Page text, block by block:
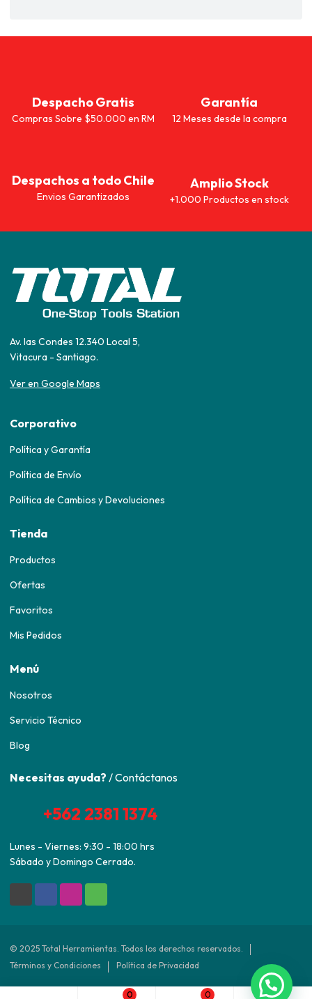
0 0
Despacho Gratis
Compras Sobre $50.000 en RM
Garantía
12 Meses desde la compra
Despachos a todo Chile
Envios Garantizados
Amplio Stock
+1.000 Productos en stock
Av. las Condes 12.340 Local 5,
Vitacura - Santiago.
Ver en Google Maps
Corporativo
Política y Garantía
Política de Envío
Política de Cambios y Devoluciones
Tienda
Productos
Ofertas
Favoritos
Mis Pedidos
Menú
Nosotros
Servicio Técnico
Blog
Necesitas ayuda? / Contáctanos
+562 2381 1374
Lunes - Viernes: 9:30 - 18:00 hrs
Sábado y Domingo Cerrado.
© 2025 Total Herramientas. Todos los derechos reservados.
Términos y Condiciones
Política de Privacidad